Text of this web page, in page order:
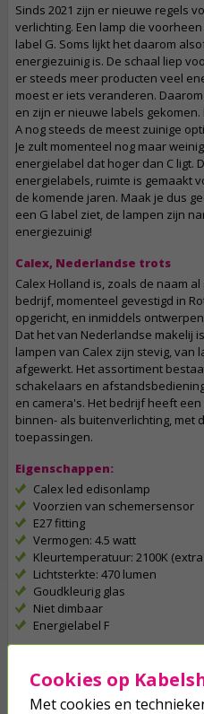
Sinds 2021 zijn er nieuwe regels
verlichting. Een lamp die
label G. Soms lijkt het daarom
energiezuinig is. De schaal liep
er steeds meer producten veel
moest er iets veranderen.
en zijn er nieuwe labels
A nog steeds de meest zuinige
Je zult momenteel nog maar
energielabel dat hoger dan C ligt.
energielabels, ruimte is gemaakt
de komende jaren. Maak je dus
een G label ziet, de lampen zijn
energiezuinig!
Calex, Nederlandse trots
Calex Holland is, zoals de naam
bedrijf, momenteel gevestigd in
opgericht, en inmiddels
Dat het van Nederlandse makelij
lampen van Calex zijn stevig, van
afgewerkt. Het assortiment
schakelaars en
en camera's. Het bedrijf heeft
binnen- als buitenverlichting, met
toepassingen.
Eigenschappen:
Calex led edisonlamp
Voorzien van schemersensor
E27 fitting
Vermogen: 4.5 watt
Kleurtemperatuur: 2100K
Lichtsterkte: 470 lumen
Goudkleurig glas
Niet dimbaar
Energielabel F
Op werkdagen voor 23:59 uur
Cookies op
Met cookies en